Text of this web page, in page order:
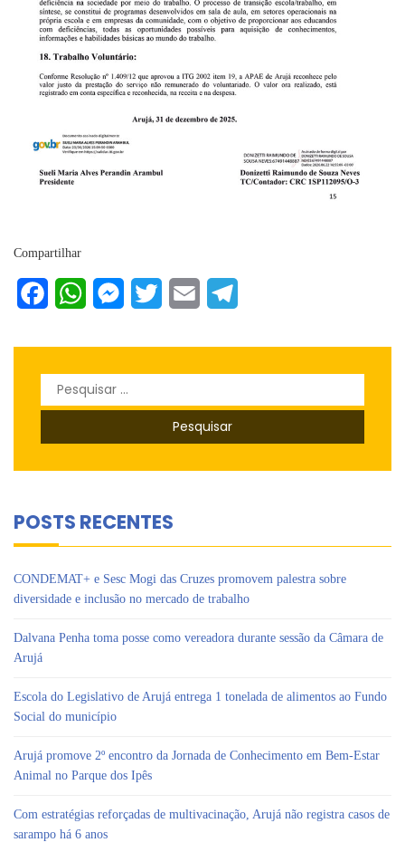
Compartilhar
FacebookWhatsAppMessenger
Twitter Email
Pesquisar
por:
POSTS RECENTES
CONDEMAT+ e Sesc Mogi das Cruzes promovem palestra sobre
diversidade e inclusão no mercado de trabalho
Dalvana Penha toma posse como vereadora durante sessão da Câmara de
Arujá
Escola do Legislativo de Arujá entrega 1 tonelada de alimentos ao Fundo
Social do município
Arujá promove 2º encontro da Jornada de Conhecimento em Bem-Estar
Animal no Parque dos Ipês
Com estratégias reforçadas de multivacinação, Arujá não registra casos de
sarampo há 6 anos